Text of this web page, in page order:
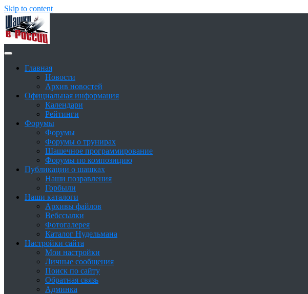
Skip to content
Шашки в России
Главная
Новости
Архив новостей
Официальная информация
Календари
Рейтинги
Форумы
Форумы
Форумы о трунирах
Шашечное программирование
Форумы по композицию
Публикации о шашках
Наши позравления
Горбыли
Наши каталоги
Архивы файлов
Вебссылки
Фотогалерея
Каталог Нудельмана
Настройки сайта
Мои настройки
Личные сообщения
Поиск по сайту
Обратная связь
Админка